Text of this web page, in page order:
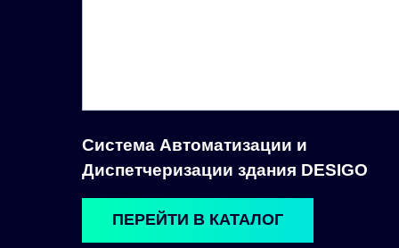
Система Автоматизации и
Диспетчеризации здания DESIGO
ПЕРЕЙТИ В КАТАЛОГ